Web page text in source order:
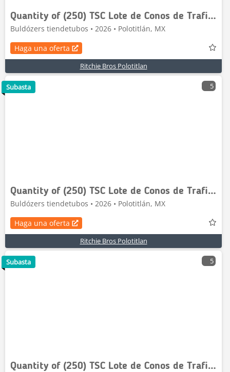
Quantity of (250) TSC Lote de Conos de Trafico (S
Buldózers tiendetubos • 2026 • Polotitlán, MX
Haga una oferta
Ritchie Bros Polotitlan
5
Quantity of (250) TSC Lote de Conos de Trafico (S
Buldózers tiendetubos • 2026 • Polotitlán, MX
Haga una oferta
Ritchie Bros Polotitlan
Subasta
5
Quantity of (250) TSC Lote de Conos de Trafico (S
Subasta